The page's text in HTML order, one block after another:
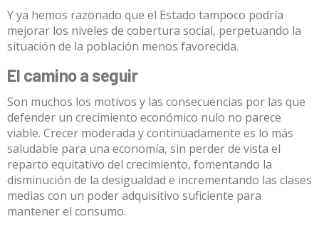
Y ya hemos razonado que el Estado tampoco podría
mejorar los niveles de cobertura social, perpetuando la
situación de la población menos favorecida.
El camino a seguir
Son muchos los motivos y las consecuencias por las que
defender un crecimiento económico nulo no parece
viable. Crecer moderada y continuadamente es lo más
saludable para una economía, sin perder de vista el
reparto equitativo del crecimiento, fomentando la
disminución de la desigualdad e incrementando las clases
medias con un poder adquisitivo suficiente para
mantener el consumo.